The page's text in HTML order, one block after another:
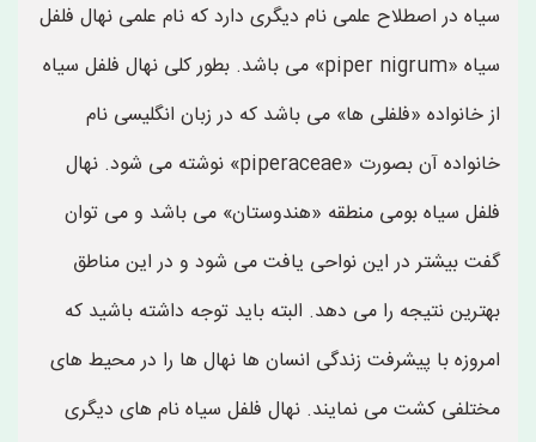
سیاه در اصطلاح علمی نام دیگری دارد که نام علمی نهال فلفل
سیاه «piper nigrum» می باشد. بطور کلی نهال فلفل سیاه
از خانواده «فلفلی ها» می باشد که در زبان انگلیسی نام
خانواده آن بصورت «piperaceae» نوشته می شود. نهال
فلفل سیاه بومی منطقه «هندوستان» می باشد و می توان
گفت بیشتر در این نواحی یافت می شود و در این مناطق
بهترین نتیجه را می دهد. البته باید توجه داشته باشید که
امروزه با پیشرفت زندگی انسان ها نهال ها را در محیط های
مختلفی کشت می نمایند. نهال فلفل سیاه نام های دیگری